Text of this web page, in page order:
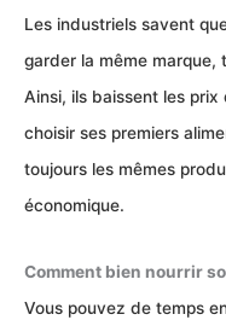
Les industriels savent
garder la même marque,
Ainsi, ils baissent les
choisir ses premiers
toujours les mêmes
économique.
Comment bien nourrir
Vous pouvez de temps